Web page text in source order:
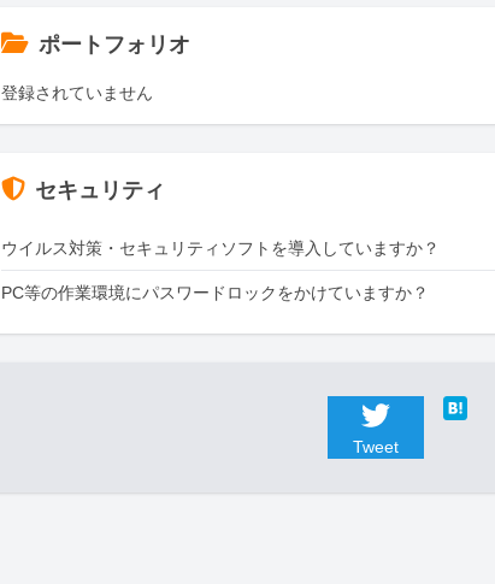
ポートフォリオ
登録されていません
セキュリティ
ウイルス対策・セキュリティソフトを導入していますか？
PC等の作業環境にパスワードロックをかけていますか？
Tweet